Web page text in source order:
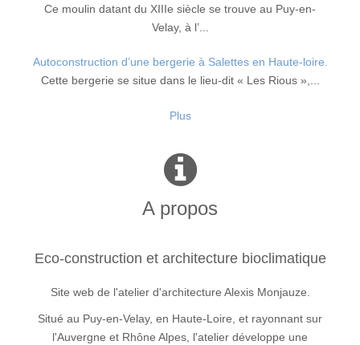
Ce moulin datant du XIIIe siècle se trouve au Puy-en-
Velay, à l’...
Autoconstruction d’une bergerie à Salettes en Haute-loire.
Cette bergerie se situe dans le lieu-dit « Les Rious »,...
Plus
A propos
Eco-construction et architecture bioclimatique
Site web de l'atelier d'architecture Alexis Monjauze.
Situé au Puy-en-Velay, en Haute-Loire, et rayonnant sur
l'Auvergne et Rhône Alpes, l'atelier développe une